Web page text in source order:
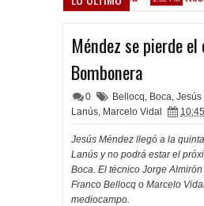
Méndez se pierde
Bombonera
0 Bellocq, Boca, Jesús
Lanús, Marcelo Vidal
Jesús Méndez llegó a la
Lanús y no podrá estar el
Boca. El técnico Jorge
Franco Bellocq o Marcelo
mediocampo.